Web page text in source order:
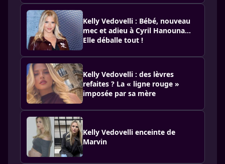
Kelly Vedovelli : Bébé, nouveau
mec et adieu à Cyril Hanouna...
Elle déballe tout !
Kelly Vedovelli : des lèvres
refaites ? La « ligne rouge »
imposée par sa mère
Kelly Vedovelli enceinte de
Marvin